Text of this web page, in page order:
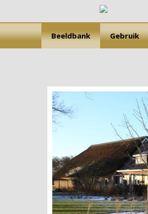
Beeldbank Gebruik